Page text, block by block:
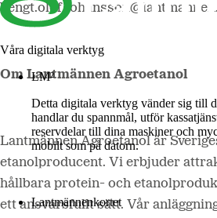
Våra digitala verktyg
LM²
Detta digitala verktyg vänder sig till
handlar du spannmål, utför
reservdelar till dina maskiner och
mobilt som på datorn.
Lantmännenkortet
Om Lantmännen Agroetanol
Lantmännen Agroetanol är
etanolproducent. Vi erbjuder
hållbara protein- och
ett ansvarsfullt sätt. Vår